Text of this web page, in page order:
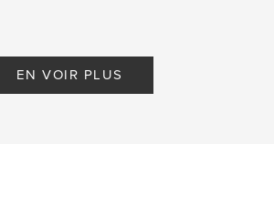
EN VOIR PLUS